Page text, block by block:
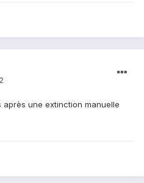
une extinction manuelle